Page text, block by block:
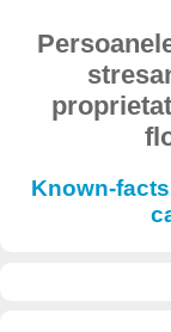
Known-